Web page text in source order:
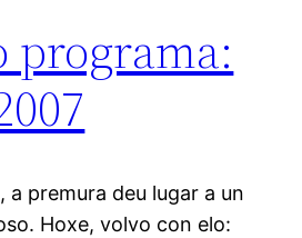
programa:
a premura deu lugar a un
Hoxe, volvo con elo: